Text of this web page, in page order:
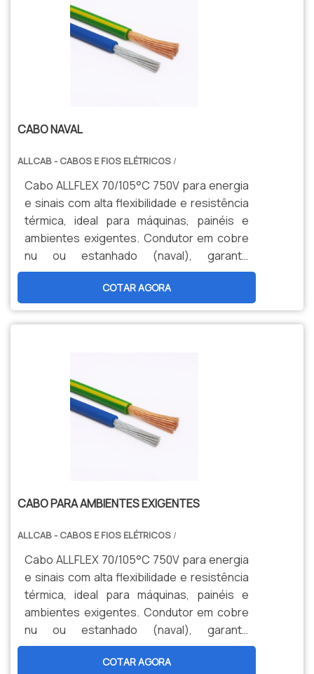
CABO NAVAL
ALLCAB - CABOS E FIOS ELÉTRICOS /
Cabo ALLFLEX 70/105°C 750V para energia
e sinais com alta flexibilidade e resistência
térmica, ideal para máquinas, painéis e
ambientes exigentes. Condutor em cobre
nu ou estanhado (naval), garante
durabilidade, segurança e menor
manutenção. Opções personalizadas,
produção nacional e assistência técnica
especializada para sua indústria.
COTAR AGORA
CABO PARA AMBIENTES EXIGENTES
ALLCAB - CABOS E FIOS ELÉTRICOS /
Cabo ALLFLEX 70/105°C 750V para energia
e sinais com alta flexibilidade e resistência
térmica, ideal para máquinas, painéis e
ambientes exigentes. Condutor em cobre
nu ou estanhado (naval), garante
durabilidade, segurança e menor
manutenção. Opções personalizadas,
COTAR AGORA